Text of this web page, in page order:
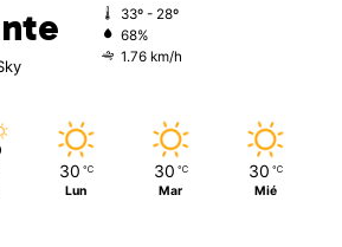
33º - 28º
68%
1.76 km/h
30 ℃
Lun
30 ℃
Mar
30 ℃
Mié